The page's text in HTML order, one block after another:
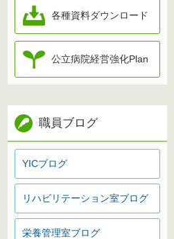
各種資料ダウンロード
公立病院経営強化Plan
職員ブログ
YICブログ
リハビリテーション室ブログ
栄養管理室ブログ